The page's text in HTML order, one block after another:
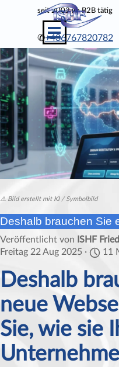
Direkt zum Seiteninhalt
✆+436767820782
seit 2002 im B2B tätig
Menü
⚠️ Bild erstellt mit KI / Symbolbild
Deshalb brauchen Sie
Veröffentlicht von ISHF
Freitag 22 Aug 2025 ·
11
Deshalb
neue
Sie, wie sie